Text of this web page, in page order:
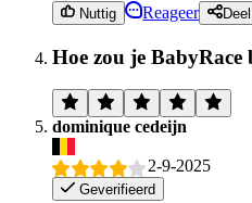
Nuttig Reageer Deel
Hoe zou je BabyRace
dominique cedeijn
2-9-2025
Geverifieerd